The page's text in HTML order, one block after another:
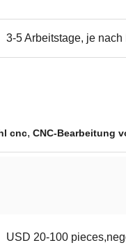
3-5 Arbeitstage, je
cnc, CNC-Bearbeitung
USD 20-100